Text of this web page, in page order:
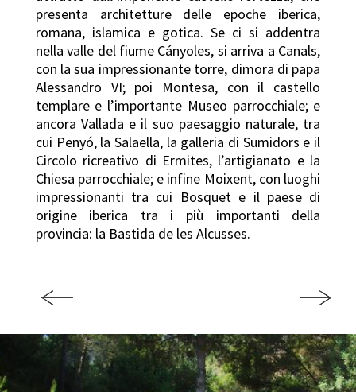
presenta architetture delle epoche iberica,
romana, islamica e gotica. Se ci si addentra
nella valle del fiume Cányoles, si arriva a Canals,
con la sua impressionante torre, dimora di papa
Alessandro VI; poi Montesa, con il castello
templare e l’importante Museo parrocchiale; e
ancora Vallada e il suo paesaggio naturale, tra
cui Penyó, la Salaella, la galleria di Sumidors e il
Circolo ricreativo di Ermites, l’artigianato e la
Chiesa parrocchiale; e infine Moixent, con luoghi
impressionanti tra cui Bosquet e il paese di
origine iberica tra i più importanti della
provincia: la Bastida de les Alcusses.